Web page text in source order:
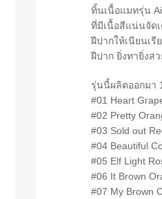
ทิ้นเนื้อแมทรุ่น
ที่มีเนื้อสีแน่นจัด
ฝีปากให้เนียนเ
ฝีปาก ยิ่งทายิ่งสว
รุ่นนี้ผลิตออกมา
#01 Heart
#02 Pretty
#03 Sold out
#04 Beautiful
#05 Elf Light
#06 It Brown
#07 My Brown